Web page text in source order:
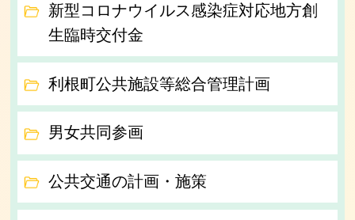
新型コロナウイルス感染症対応地方創
生臨時交付金
利根町公共施設等総合管理計画
男女共同参画
公共交通の計画・施策